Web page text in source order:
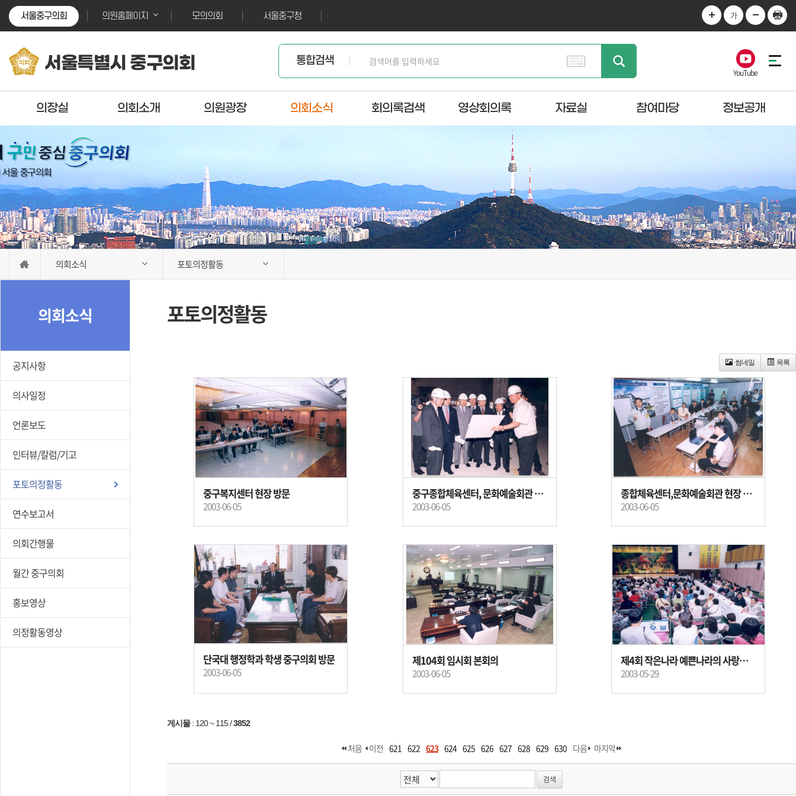
본문바로가기
본문바로가기
서울중구의회 의원홈페이지 모의의회 서울중구청 가
서울특별시 중구의회
YouTube
통합검색
의장실 의회소개 의원광장 의회소식 회의록검색 영상회의록 자료실 참여마당 정보공개
의회소식 포토의정활동
의회소식
공지사항
의사일정
언론보도
인터뷰/칼럼/기고
포토의정활동
연수보고서
의회간행물
월간 중구의회
홍보영상
의정활동영상
포토의정활동
썸네일 목록
중구복지센터 현장 방문
2003-06-05
중구종합체육센터, 문화예술회관 현장 답사 2
2003-06-05
종합체육센터,문화예술회관 현장 답사
2003-06-05
단국대 행정학과 학생 중구의회 방문
2003-06-05
제104회 임시회 본회의
2003-06-05
제4회 작은나라 예쁜나라의 사랑나눔 큰잔치
2003-05-29
게시물: 120 ~ 115/3852
처음 이전 621 622 623 624 625 626 627 628 629 630 다음 마지막